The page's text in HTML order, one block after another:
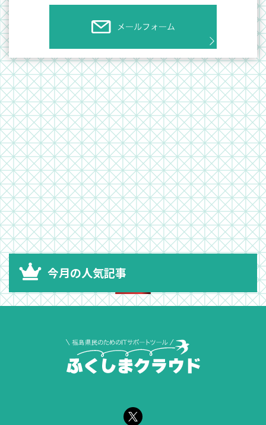
今月の人気記事